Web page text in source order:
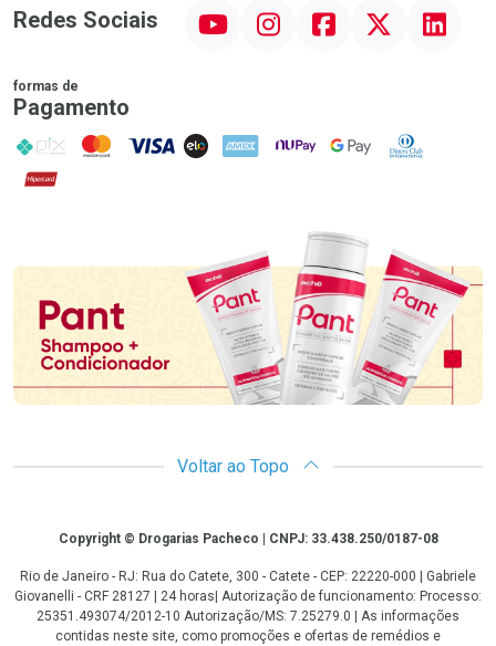
Redes Sociais InstagramFacebookTwitter Linkedin
formas de
Pagamento
PIX MasterCard
VISA ELO AMEX NuPay Google PayDiners Club
Hipercard
Promoção em Destaque
Voltar ao Topo
CopyrightCopyright © Drogarias Pacheco | CNPJ: 33.438.250/0187-08
Rio de Janeiro - RJ: Rua do Catete, 300 - Catete - CEP: 22220-000 | Gabriele
Giovanelli - CRF 28127 | 24 horas| Autorização de funcionamento: Processo:
25351.493074/2012-10 Autorização/MS: 7.25279.0 | As informações
contidas neste site, como promoções e ofertas de remédios e